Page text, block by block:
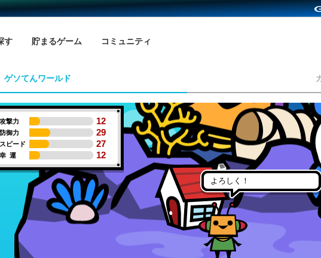
す 貯まるゲーム コミュニティ
ゲソてんワールド
攻撃力 12
防御力 29
スピード 27
幸 運 12
よろしく！